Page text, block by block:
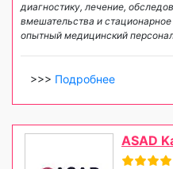
диагностику, лечение,
вмешательства и
опытный медицинский
>>> Подробнее
ASAD